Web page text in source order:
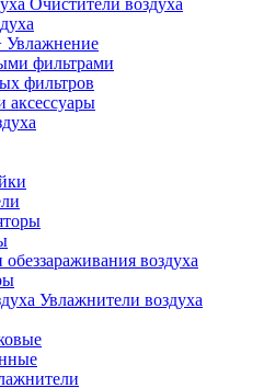
Очистители воздуха
Увлажнение
фильтрами
фильтров
аксессуары
обеззараживания воздуха
Увлажнители воздуха